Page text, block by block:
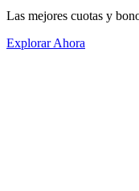
Las mejores cuotas y
Explorar Ahora